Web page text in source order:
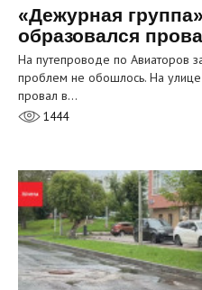
«Дежурная
образовался
На путепроводе по Авиаторов
проблем не обошлось. На
провал в…
1444